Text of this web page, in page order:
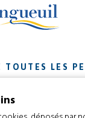
LES
ET
À NOTRE